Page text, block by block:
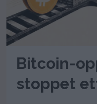
Bitcoin-
stoppet